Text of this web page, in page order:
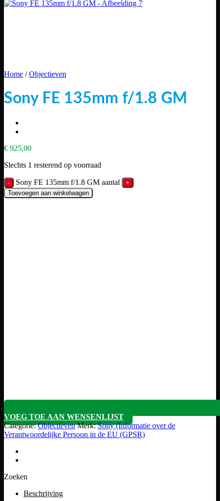
Home / Objectieven
Sony FE 135mm f/1.8 GM
€ 925,00
Slechts 1 resterend op voorraad
Sony FE 135mm f/1.8 GM aantal
Toevoegen aan winkelwagen
VOEG TOE AAN WENSENLIJST
Categorie:Objectieven Merk:Sony (Informatie over de
Verantwoordelijke Persoon in de EU (GPSR)
Zoeken
Beschrijving